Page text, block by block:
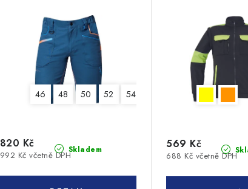
46 48 50 52 54
Skladem
992 Kč včetně DPH
820 Kč
688 Kč včetně DPH
569 Kč